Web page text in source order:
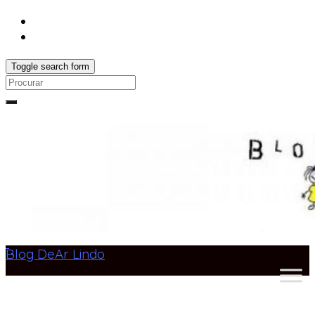
Toggle search form
Search
Blog DeAr Lindo